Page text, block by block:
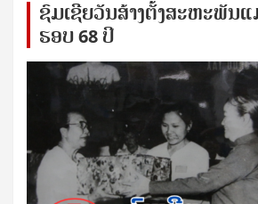
ຊົ​ມ​ເຊີຍ​ວັນ​ສ້າງ​ຕັ້ງ​ສະ​ຫະ​ພັນ​ແ
ຮອບ 68 ປິ